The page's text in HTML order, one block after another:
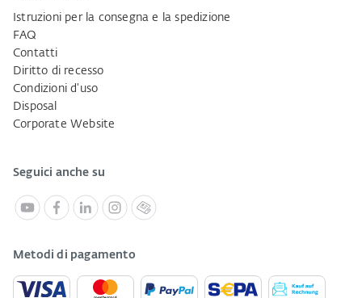
Istruzioni per la consegna e la spedizione
FAQ
Contatti
Diritto di recesso
Condizioni d'uso
Disposal
Corporate Website
Seguici anche su
Metodi di pagamento